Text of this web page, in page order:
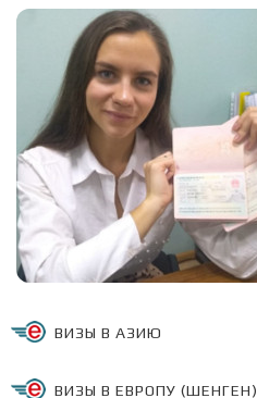
ВИЗЫ В АЗИЮ
ВИЗЫ В ЕВРОПУ (ШЕНГЕН)